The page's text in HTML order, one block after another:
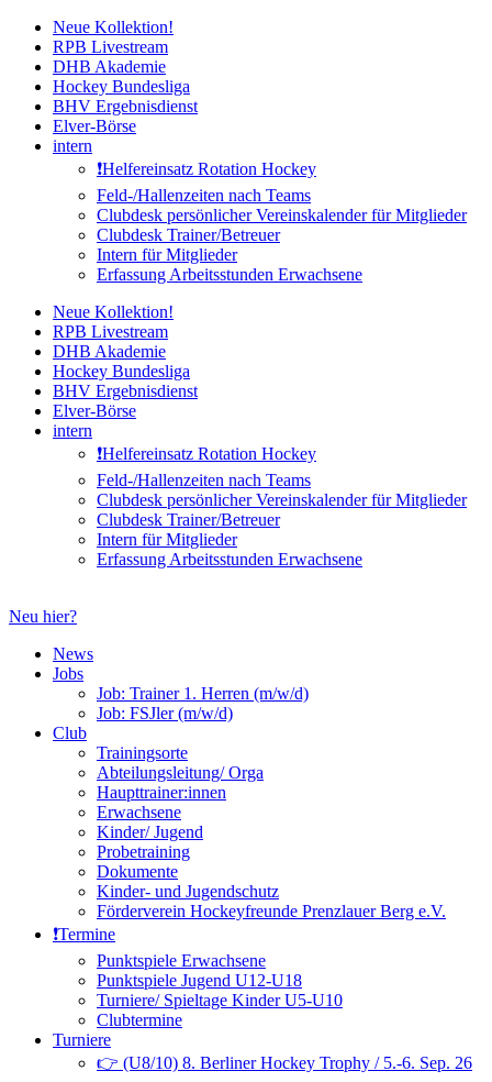
Zum
Inhalt
springen
Neue Kollektion!
RPB Livestream
DHB Akademie
Hockey Bundesliga
BHV Ergebnisdienst
Elver-Börse
intern
❗️Helfereinsatz Rotation Hockey
Feld-/Hallenzeiten nach Teams
Clubdesk persönlicher Vereinskalender für Mitglieder
Clubdesk Trainer/Betreuer
Intern für Mitglieder
Erfassung Arbeitsstunden Erwachsene
Neue Kollektion!
RPB Livestream
DHB Akademie
Hockey Bundesliga
BHV Ergebnisdienst
Elver-Börse
intern
❗️Helfereinsatz Rotation Hockey
Feld-/Hallenzeiten nach Teams
Clubdesk persönlicher Vereinskalender für Mitglieder
Clubdesk Trainer/Betreuer
Intern für Mitglieder
Erfassung Arbeitsstunden Erwachsene
Neu hier?
News
Jobs
Job: Trainer 1. Herren (m/w/d)
Job: FSJler (m/w/d)
Club
Trainingsorte
Abteilungsleitung/ Orga
Haupttrainer:innen
Erwachsene
Kinder/ Jugend
Probetraining
Dokumente
Kinder- und Jugendschutz
Förderverein Hockeyfreunde Prenzlauer Berg e.V.
❗️Termine
Punktspiele Erwachsene
Punktspiele Jugend U12-U18
Turniere/ Spieltage Kinder U5-U10
Clubtermine
Turniere
👉 (U8/10) 8. Berliner Hockey Trophy / 5.-6. Sep. 26